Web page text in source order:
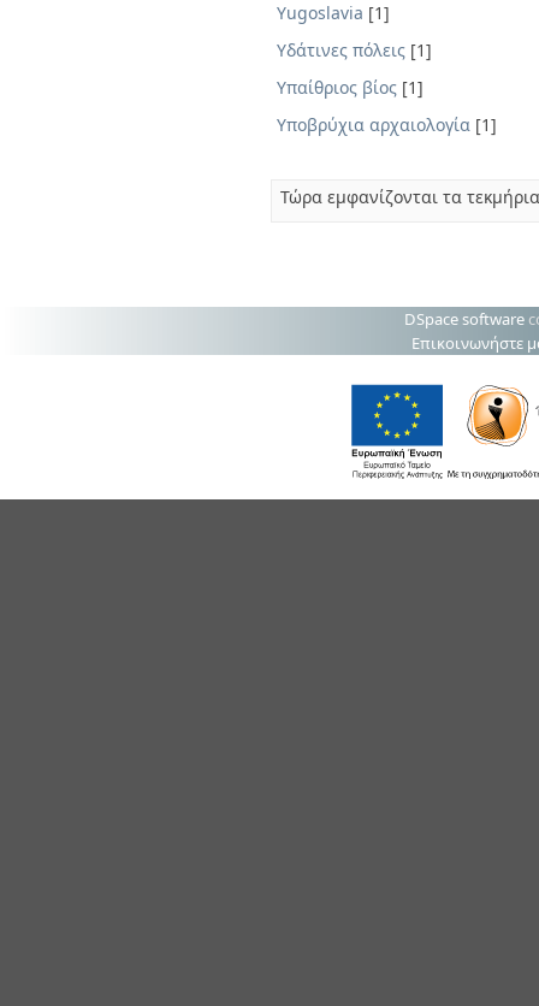
Yugoslavia [1]
Yδάτινες πόλεις [1]
Yπαίθριος βίος [1]
Yποβρύχια αρχαιολογία [1]
Τώρα εμφανίζονται τα
DSpace software
Επικοινωνήστε